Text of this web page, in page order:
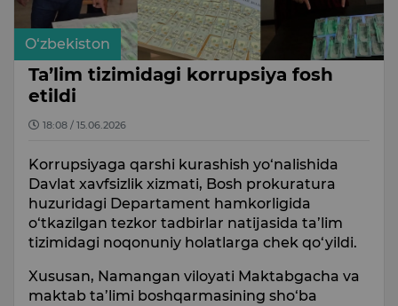
O‘zbekiston
Ta’lim tizimidagi korrupsiya fosh
etildi
18:08 / 15.06.2026
Korrupsiyaga qarshi kurashish yo‘nalishida
Davlat xavfsizlik xizmati, Bosh prokuratura
huzuridagi Departament hamkorligida
o‘tkazilgan tezkor tadbirlar natijasida ta’lim
tizimidagi noqonuniy holatlarga chek qo‘yildi.
Xususan, Namangan viloyati Maktabgacha va
maktab ta’limi boshqarmasining sho‘ba